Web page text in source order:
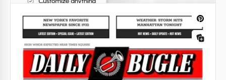
Voulez-vous ajouter une touche chic à votre
célébration d'anniversaire ? Notre modèle de
journal d'anniversaire vintage fera l'affaire.
Google Docs